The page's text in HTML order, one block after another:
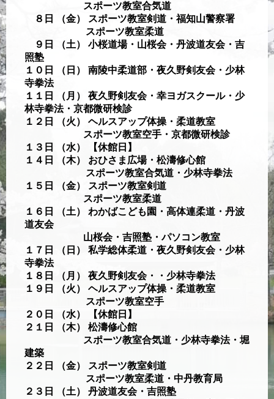
スポーツ教室合気道
８日 （金） スポーツ教室剣道・福知山警察署
スポーツ教室柔道
９日 （土） 小桜道場・山桜会・丹波道友会・吉
照塾
１０日 （日） 南陵中柔道部・夜久野剣友会・少林
寺拳法
１１日 （月） 夜久野剣友会・幸ヨガスクール・少
林寺拳法・京都微研検診
１２日 （火） ヘルスアップ体操・柔道教室
スポーツ教室空手・京都微研検診
１３日 （水） 【休館日】
１４日 （木） おひさま広場・松濤修心館
スポーツ教室合気道・少林寺拳法
１５日 （金） スポーツ教室剣道
スポーツ教室柔道
１６日 （土） わかばこども園・高体連柔道・丹波
道友会
山桜会・吉照塾・パソコン教室
１７日 （日） 私学総体柔道・夜久野剣友会・少林
寺拳法
１８日 （月） 夜久野剣友会・・少林寺拳法
１９日 （火） ヘルスアップ体操・柔道教室
スポーツ教室空手
２０日 （水） 【休館日】
２１日 （木） 松濤修心館
スポーツ教室合気道・少林寺拳法・堀
建築
２２日 （金） スポーツ教室剣道
スポーツ教室柔道・中丹教育局
２３日 （土） 丹波道友会・吉照塾